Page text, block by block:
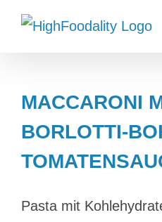
Zum
Inhalt
MACCARONI
BORLOTTI-
Pasta mit